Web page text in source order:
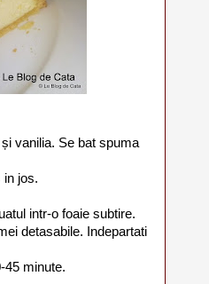
vanilia. Se bat spuma
in jos.
intr-o foaie subtire.
detasabile. Indepartati
45 minute.